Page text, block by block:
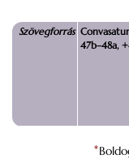
Szövegforrás
47b–48a,
*